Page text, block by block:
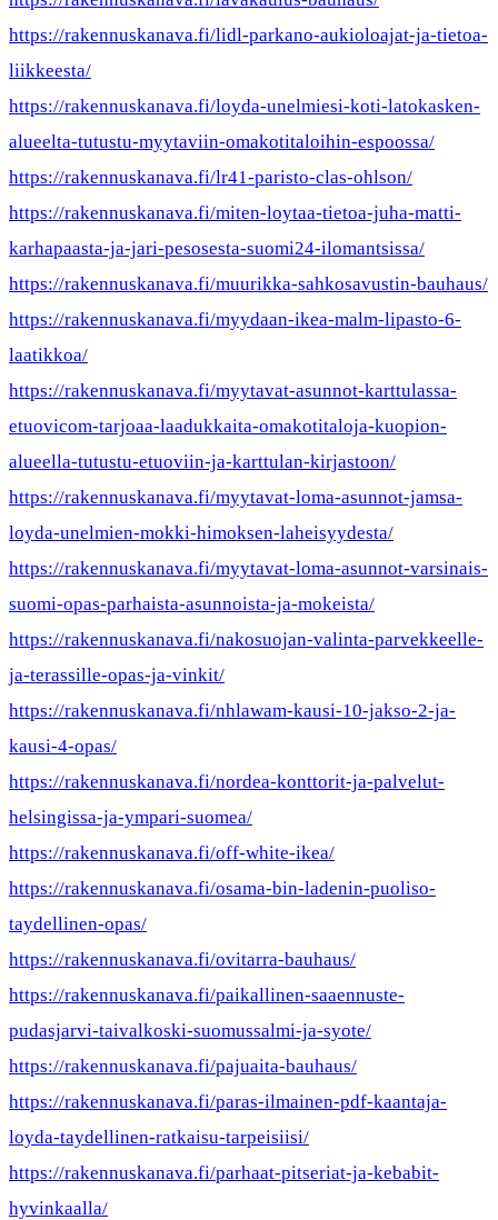
https://rakennuskanava.fi/lidl-parkano-aukioloajat-ja-tietoa-
liikkeesta/
https://rakennuskanava.fi/loyda-unelmiesi-koti-latokasken-
alueelta-tutustu-myytaviin-omakotitaloihin-espoossa/
https://rakennuskanava.fi/lr41-paristo-clas-ohlson/
https://rakennuskanava.fi/miten-loytaa-tietoa-juha-matti-
karhapaasta-ja-jari-pesosesta-suomi24-ilomantsissa/
https://rakennuskanava.fi/muurikka-sahkosavustin-bauhaus/
https://rakennuskanava.fi/myydaan-ikea-malm-lipasto-6-
laatikkoa/
https://rakennuskanava.fi/myytavat-asunnot-karttulassa-
etuovicom-tarjoaa-laadukkaita-omakotitaloja-kuopion-
alueella-tutustu-etuoviin-ja-karttulan-kirjastoon/
https://rakennuskanava.fi/myytavat-loma-asunnot-jamsa-
loyda-unelmien-mokki-himoksen-laheisyydesta/
https://rakennuskanava.fi/myytavat-loma-asunnot-varsinais-
suomi-opas-parhaista-asunnoista-ja-mokeista/
https://rakennuskanava.fi/nakosuojan-valinta-parvekkeelle-
ja-terassille-opas-ja-vinkit/
https://rakennuskanava.fi/nhlawam-kausi-10-jakso-2-ja-
kausi-4-opas/
https://rakennuskanava.fi/nordea-konttorit-ja-palvelut-
helsingissa-ja-ympari-suomea/
https://rakennuskanava.fi/off-white-ikea/
https://rakennuskanava.fi/osama-bin-ladenin-puoliso-
taydellinen-opas/
https://rakennuskanava.fi/ovitarra-bauhaus/
https://rakennuskanava.fi/paikallinen-saaennuste-
pudasjarvi-taivalkoski-suomussalmi-ja-syote/
https://rakennuskanava.fi/pajuaita-bauhaus/
https://rakennuskanava.fi/paras-ilmainen-pdf-kaantaja-
loyda-taydellinen-ratkaisu-tarpeisiisi/
https://rakennuskanava.fi/parhaat-pitseriat-ja-kebabit-
hyvinkaalla/